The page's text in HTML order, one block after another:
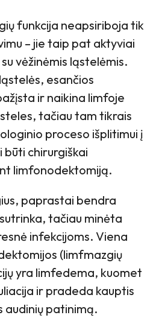
funkcija neapsiriboja tik
– jie taip pat aktyviai
vėžinėmis ląstelėmis.
esančios
ir naikina limfoje
tačiau tam tikrais
proceso išplitimui į
būti chirurgiškai
limfonodektomiją.
paprastai bendra
tačiau minėta
infekcijoms. Viena
(limfmazgių
yra limfedema, kuomet
ir pradeda kauptis
audinių patinimą.